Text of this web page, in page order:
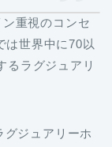
重視のコンセ
は世界中に70以
るラグジュアリ
グジュアリーホ